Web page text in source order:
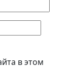
в этом